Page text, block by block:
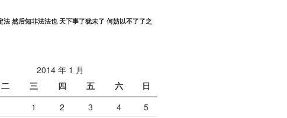
法 然后知非法法也 天下事了犹未了 何妨以不了了之
2014 年 1 月
二 三 四 五 六
日
1
2 3 4
5